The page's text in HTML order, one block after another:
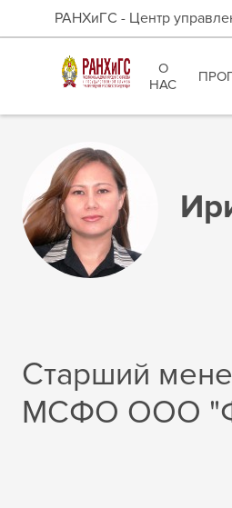
РАНХиГС - Центр
О
НАС
Старший
МСФО ООО